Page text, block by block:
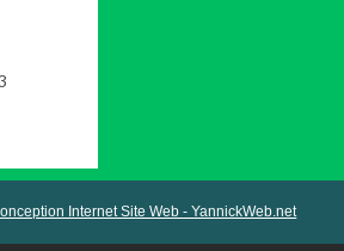
Internet Site Web - YannickWeb.net